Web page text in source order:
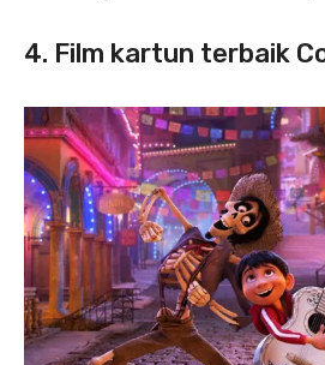
4. Film kartun terbaik